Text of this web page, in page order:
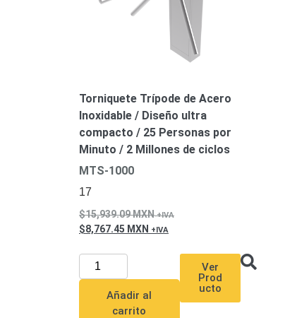
Torniquete Trípode de Acero
Inoxidable / Diseño ultra
compacto / 25 Personas por
Minuto / 2 Millones de ciclos
MTS-1000
17
15,939.09MXN
8,767.45 MXN
Añadir al
carrito
Ver
Prod
ucto